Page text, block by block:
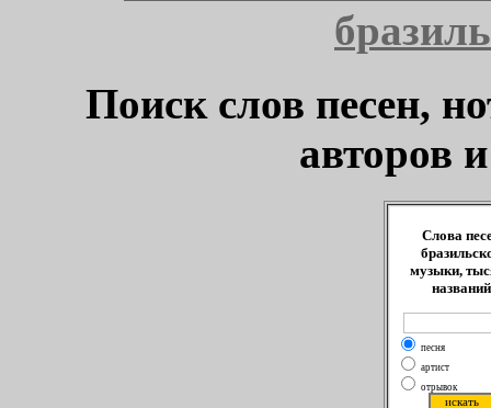
Поиск слов песен,
авторов
Слова
музыки,
названий
песня
артист
отрывок